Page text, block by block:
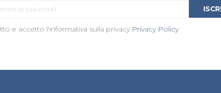
nostra
e accetto l'informativa sulla privacy Privacy Policy